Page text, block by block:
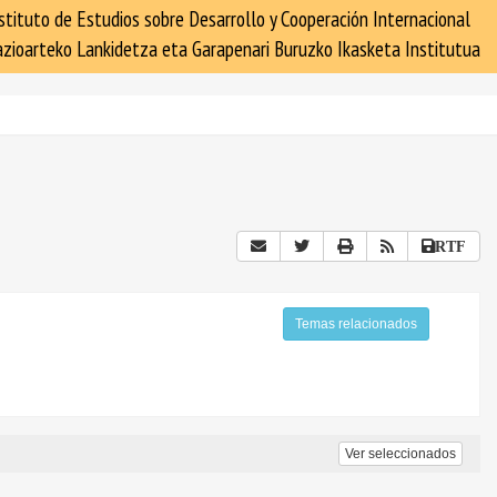
de Estudios sobre Desarrollo y Cooperación Internacional
Lankidetza eta Garapenari Buruzko Ikasketa Institutua
RTF
Temas relacionados
Ver seleccionados